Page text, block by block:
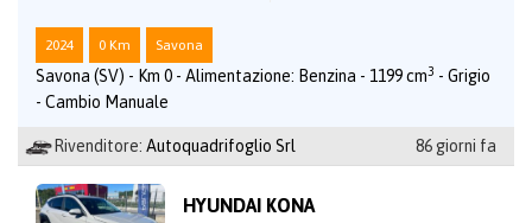
2024 0 Km Savona
Savona (SV) - Km 0 - Alimentazione: Benzina - 1199 cm3 - Grigio
- Cambio Manuale
Rivenditore: Autoquadrifoglio Srl 86 giorni fa
HYUNDAI KONA